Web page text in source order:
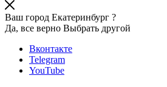
Ваш город Екатеринбург ?
Да, все верно Выбрать другой
Вконтакте
Telegram
YouTube